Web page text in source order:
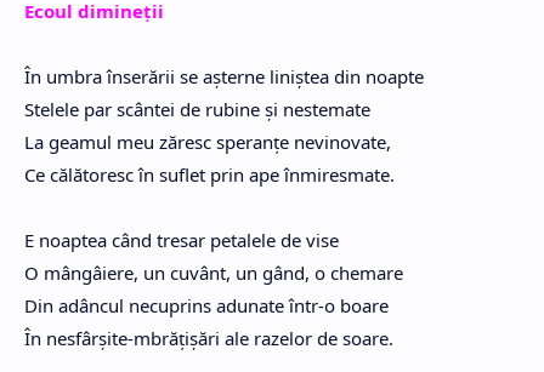
Ecoul dimineții
În umbra înserării se așterne liniștea din noapte
Stelele par scântei de rubine și nestemate
La geamul meu zăresc speranțe nevinovate,
Ce călătoresc în suflet prin ape înmiresmate.
E noaptea când tresar petalele de vise
O mângâiere, un cuvânt, un gând, o chemare
Din adâncul necuprins adunate într-o boare
În nesfârșite-mbrățișări ale razelor de soare.